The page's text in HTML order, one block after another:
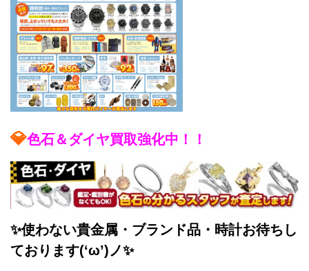
💎色石＆ダイヤ買取強化中！！
✨使わない貴金属・ブランド品・時計お待ちし
ております(‘ω’)ノ✨